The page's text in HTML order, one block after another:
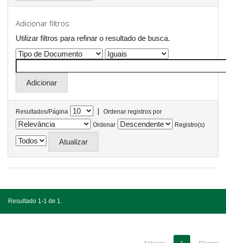
Adicionar filtros:
Utilizar filtros para refinar o resultado de busca.
Resultados/Página |
Ordenar registros por
Ordenar
Registro(s)
Resultado 1-1 de 1.